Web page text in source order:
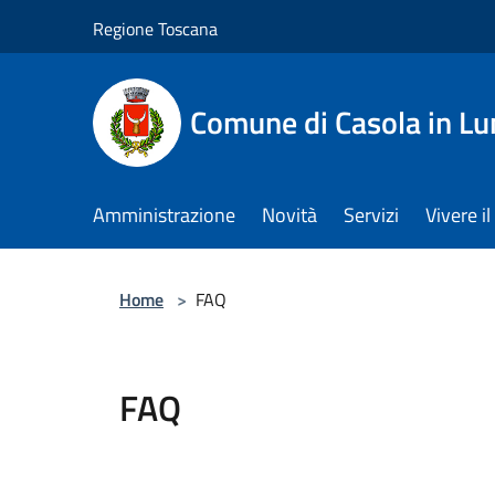
Regione Toscana
Comune di Casola in
Amministrazione Novità Servizi Vivere
Home > FAQ
FAQ